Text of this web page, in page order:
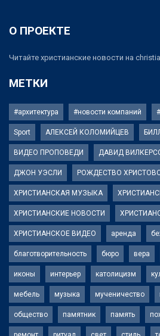
О ПРОЕКТЕ
Читайте христианские новости на
МЕТКИ
#архитектура #новости компаний
Sport АЛЕКСЕЙ КОЛОМИЙЦЕВ
ВИДЕО ПРОПОВЕДИ ДАВИД
ДЖОН УЭСЛИ РОЖДЕСТВО
ХРИСТИАНСКАЯ МУЗЫКА
ХРИСТИАНСКИЕ НОВОСТИ
ХРИСТИАНСКОЕ ВИДЕО аренда
благотворительность бюро вера
иконы интерьер католицизм
мебель музыка мученичество
общество памятник память